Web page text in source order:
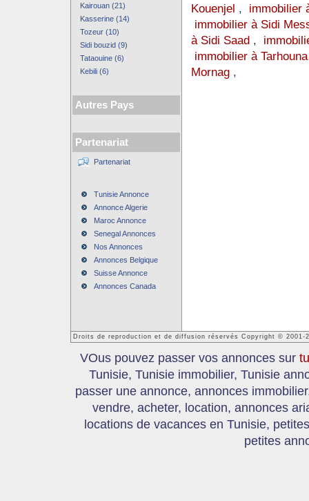
Kairouan (21)
Kasserine (14)
Tozeur (10)
Sidi bouzid (9)
Tataouine (6)
Kebili (6)
Autres Pays
Partenariat
Partenariat
Tunisie Annonce
Annonce Algerie
Maroc Annonce
Senegal Annonces
Nos Annonces
Annonces Belgique
Suisse Annonce
Annonces Canada
Kouenjel , immobilier
immobilier à Sidi
à Sidi Saad,
immobilier à
Mornag,
Droits de reproduction et de diffusion réservés Copyright © 2001-
VOus pouvez passer vos annonces sur
Tunisie, Tunisie immobilier, Tunisie
passer une annonce, annonces
vendre, acheter, location, annonces
locations de vacances en Tunisie,
petites